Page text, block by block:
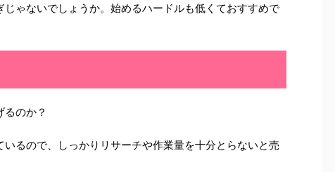
ゃないでしょうか。始めるハードルも低くておすすめで
のか？
るので、しっかりリサーチや作業量を十分とらないと売